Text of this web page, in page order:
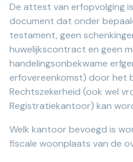
De attest van erfopvolging
document dat onder
testament, geen
huwelijkscontract en geen
handelingsonbekwame
erfovereenkomst) door het
Rechtszekerheid (ook wel
Registratiekantoor) kan
Welk kantoor bevoegd is
fiscale woonplaats van de